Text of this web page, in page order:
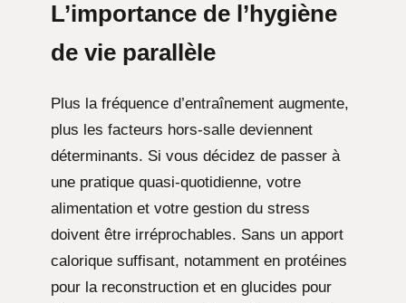
L’importance de l’hygiène
de vie parallèle
Plus la fréquence d’entraînement augmente,
plus les facteurs hors-salle deviennent
déterminants. Si vous décidez de passer à
une pratique quasi-quotidienne, votre
alimentation et votre gestion du stress
doivent être irréprochables. Sans un apport
calorique suffisant, notamment en protéines
pour la reconstruction et en glucides pour